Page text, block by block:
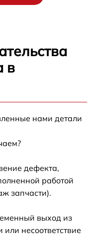
в
нами детали
дефекта,
работой
запчасти).
выход из
или несоответствие